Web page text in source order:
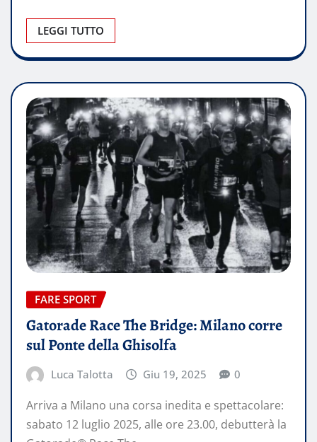
LEGGI TUTTO
FARE SPORT
Gatorade Race The Bridge: Milano corre
sul Ponte della Ghisolfa
Luca Talotta Giu 19, 2025 0
Arriva a Milano una corsa inedita e spettacolare:
sabato 12 luglio 2025, alle ore 23.00, debutterà la